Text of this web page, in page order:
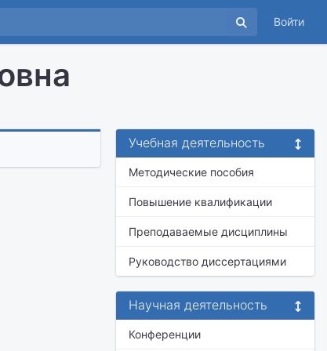
Войти
Учебная деятельность
Методические пособия
Повышение квалификации
Преподаваемые дисциплины
Руководство диссертациями
Научная деятельность
Конференции